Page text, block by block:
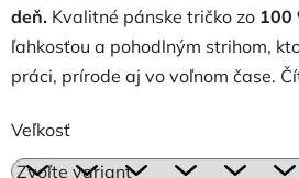
deň. Kvalitné pánske tričko zo 100
ľahkosťou a pohodlným strihom,
práci, prírode aj vo voľnom čase.
Veľkosť